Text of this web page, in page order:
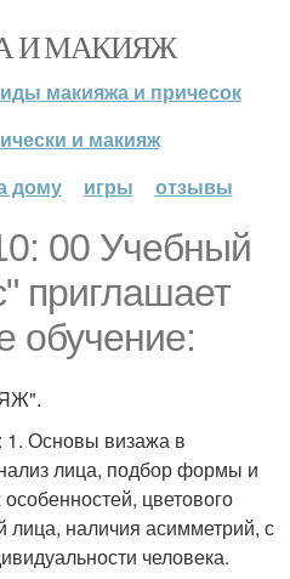
И МАКИЯЖ
макияжа и причесок
и макияж
дому
игры отзывы
00 Учебный
приглашает
обучение:
Основы визажа в
лица, подбор формы и
цветового
лица, наличия асимметрий, с
человека.